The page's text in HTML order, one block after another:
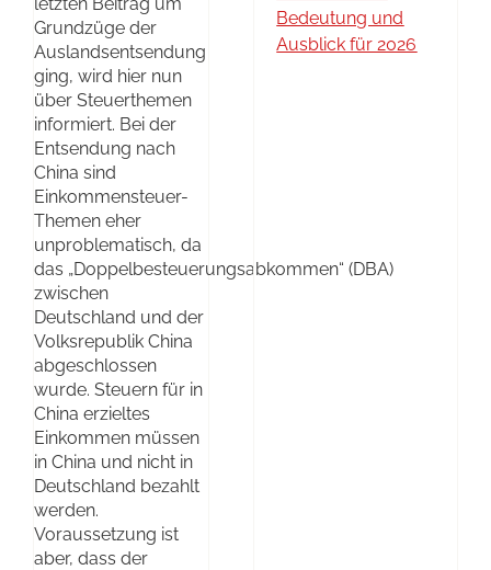
Grundzüge der
Auslandsentsendung
ging, wird hier nun
über Steuerthemen
informiert. Bei der
Entsendung nach
China sind
Einkommensteuer-
Themen eher
unproblematisch, da
das „Doppelbesteuerungsabkommen“ (DBA)
zwischen
Deutschland und der
Volksrepublik China
abgeschlossen
wurde. Steuern für in
China erzieltes
Einkommen müssen
in China und nicht in
Deutschland bezahlt
werden.
Voraussetzung ist
aber, dass der
Bedeutung und
Ausblick für 2026